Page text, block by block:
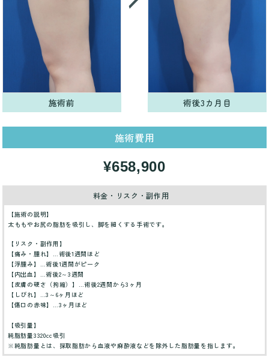
施術前 術後3カ月目
施術費用
¥658,900
料金・リスク・副作用
【施術の説明】
太ももやお尻の脂肪を吸引し、脚を細くする手術です。
【リスク・副作用】
【痛み・腫れ】…術後1週間ほど
【浮腫み】…術後1週間がピーク
【内出血】…術後2～3週間
【皮膚の硬さ（拘縮）】…術後2週間から3ヶ月
【しびれ】…3～6ヶ月ほど
【傷口の赤味】…3ヶ月ほど
【吸引量】
純脂肪量3320cc吸引
※純脂肪量とは、採取脂肪から血液や麻酔液などを除外した脂肪量を指します。